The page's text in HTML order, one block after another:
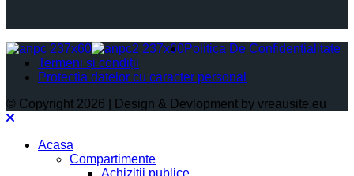
Politica De Confidențialitate
Termeni și condiții
Protectia datelor cu caracter personal
© Copyright 2026 | Design & Devlopment by vreausite.eu
Acasa
Compartimente
Achiziții publice